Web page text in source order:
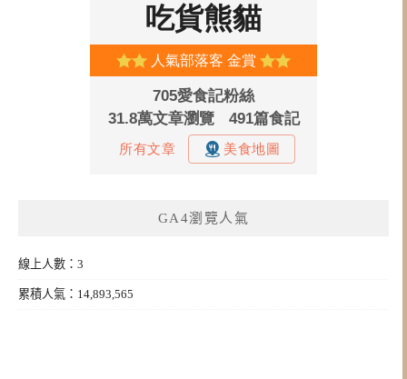
GA4瀏覽人氣
線上人數：3
累積人氣：14,893,565